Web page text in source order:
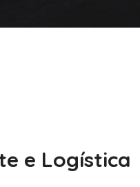
e Logística